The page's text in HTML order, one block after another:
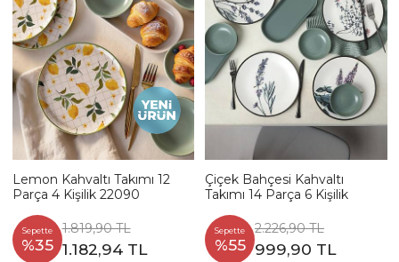
Lemon Kahvaltı Takımı 12
Parça 4 Kişilik 22090
Sepette
%35
1.819,90 TL
1.182,94 TL
Çiçek Bahçesi Kahvaltı
Takımı 14 Parça 6 Kişilik
Sepette
%55
2.226,90 TL
999,90 TL